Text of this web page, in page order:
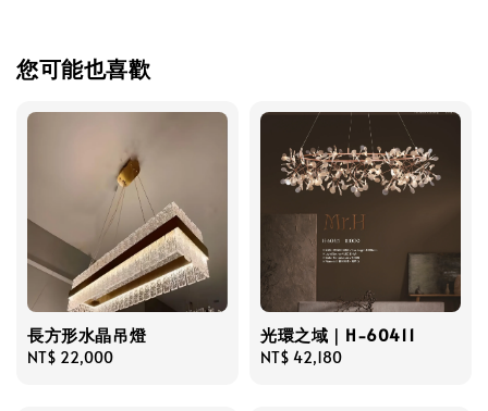
您可能也喜歡
長方形水晶吊燈
Regular
NT$ 22,000
光環之域｜H-60411
Regular
NT$ 42,180